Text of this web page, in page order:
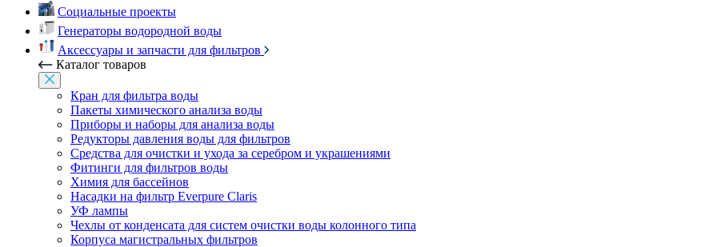
Социальные проекты
Генераторы водородной воды
Аксессуары и запчасти для фильтров
Каталог товаров
Кран для фильтра воды
Пакеты химического анализа воды
Приборы и наборы для анализа воды
Редукторы давления воды для фильтров
Средства для очистки и ухода за серебром и украшениями
Фитинги для фильтров воды
Химия для бассейнов
Насадки на фильтр Everpure Claris
УФ лампы
Чехлы от конденсата для систем очистки воды колонного типа
Корпуса магистральных фильтров